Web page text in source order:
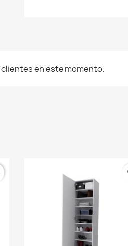
clientes en este momento.